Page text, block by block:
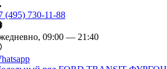
(495) 730-11-88
09:00 — 21:40